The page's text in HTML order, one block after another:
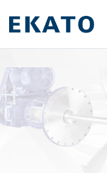
Search
Are
you
looking